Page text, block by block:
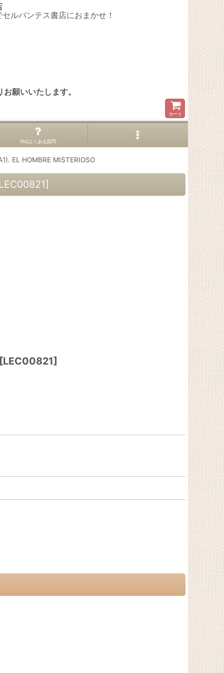
ルバンテス書店におまかせ！
お願いいたします。
カート
FAQよくある質問
EL HOMBRE MISTERIOSO
]
LEC00821]